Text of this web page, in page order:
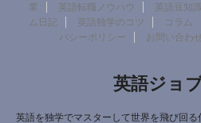
業
英語転職ノウハウ 英語豆知識
ム日記
英語独学のコツ コラム
バシーポリシー
お問い合わせ
英語ジョ
英語を独学でマスターして世界を飛び回